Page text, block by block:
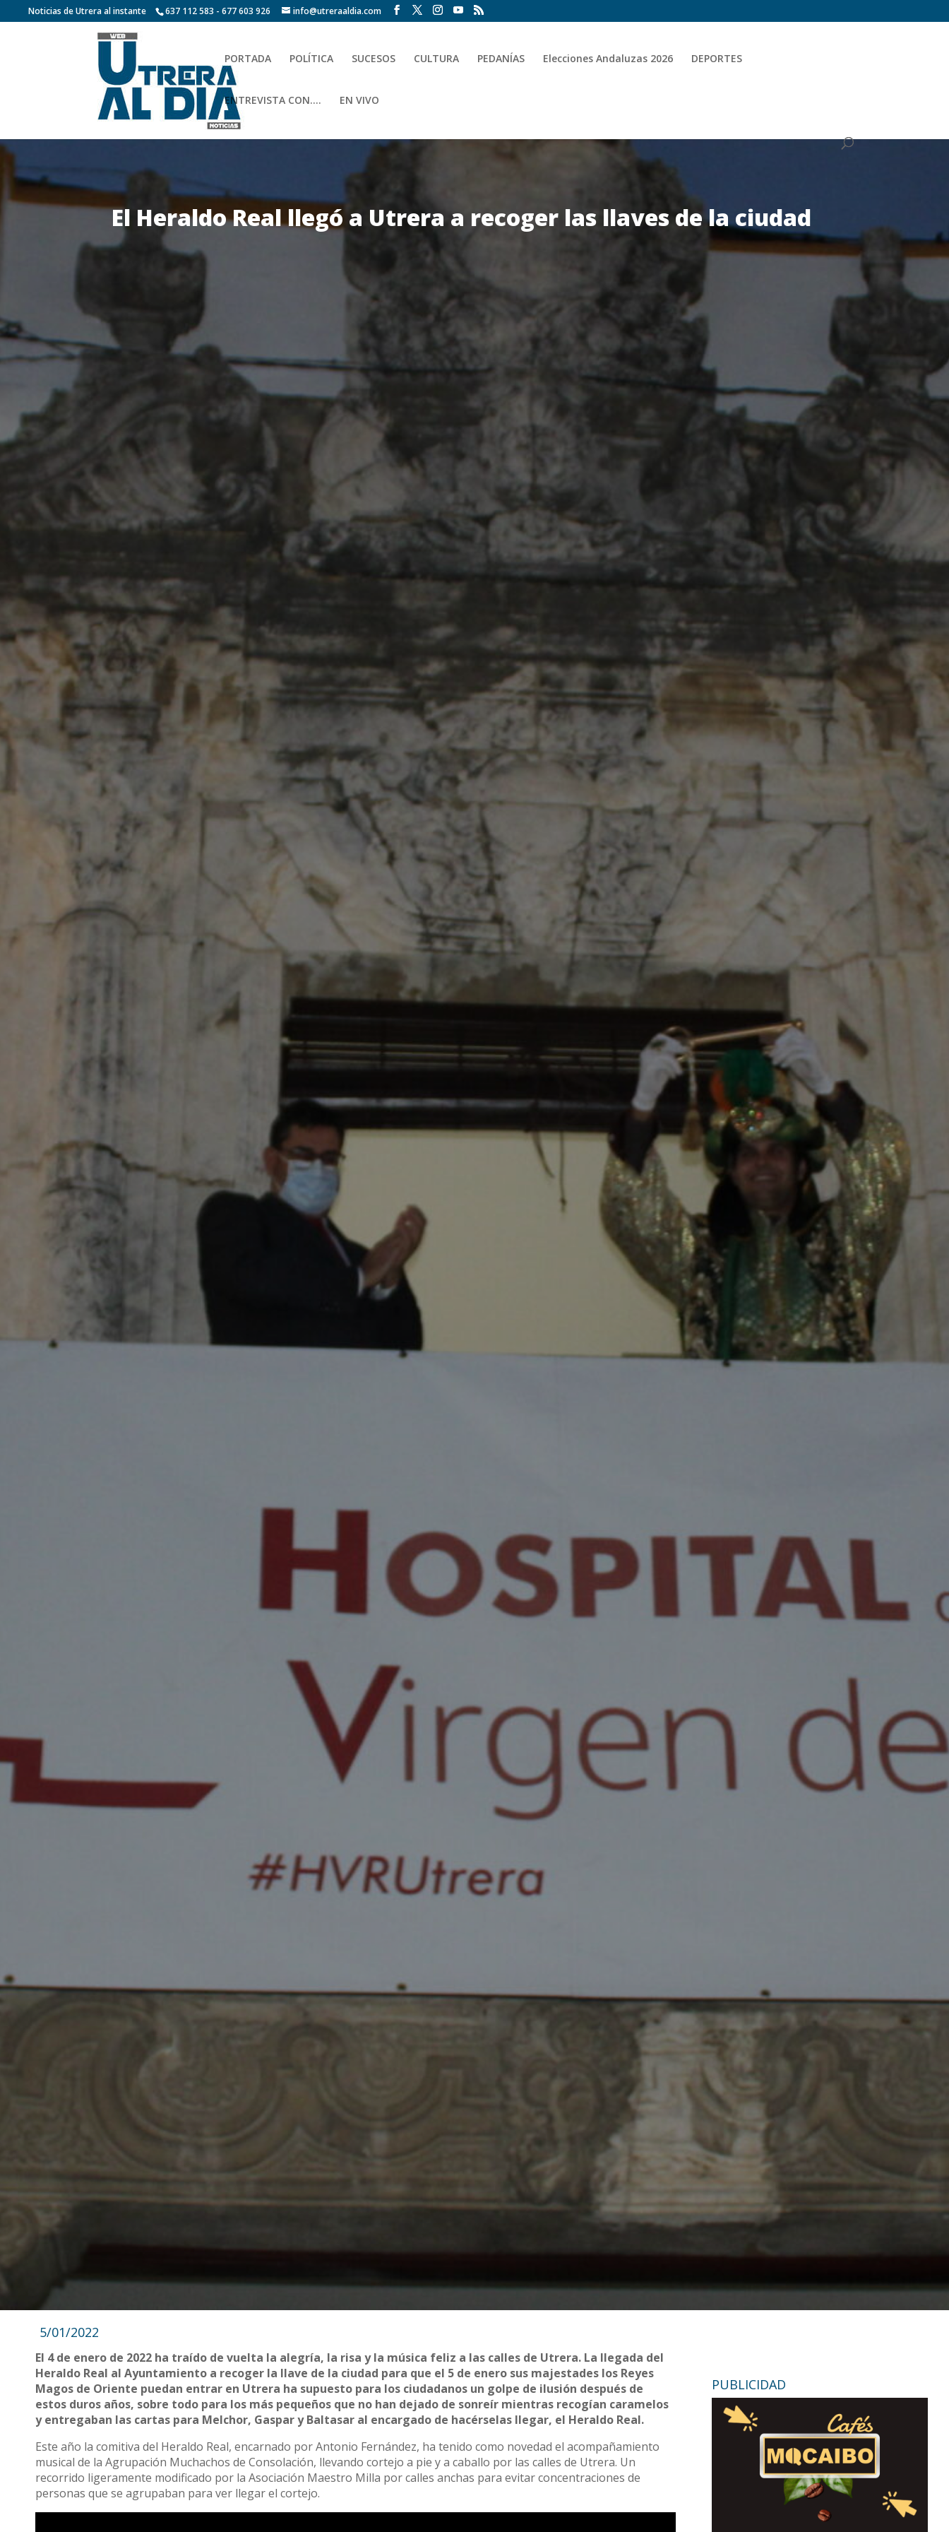
Noticias de Utrera al instante 637 112 583 - 677 603 926 info@utreraaldia.com
PORTADA POLÍTICA SUCESOS CULTURA PEDANÍAS Elecciones Andaluzas 2026 DEPORTES
ENTREVISTA CON…. EN VIVO
El Heraldo Real llegó a Utrera a recoger las llaves de la ciudad
5/01/2022
El 4 de enero de 2022 ha traído de vuelta la alegría, la risa y la música feliz a las calles de Utrera. La llegada del
Heraldo Real al Ayuntamiento a recoger la llave de la ciudad para que el 5 de enero sus majestades los Reyes
Magos de Oriente puedan entrar en Utrera ha supuesto para los ciudadanos un golpe de ilusión después de
estos duros años, sobre todo para los más pequeños que no han dejado de sonreír mientras recogían caramelos
y entregaban las cartas para Melchor, Gaspar y Baltasar al encargado de hacérselas llegar, el Heraldo Real.
Este año la comitiva del Heraldo Real, encarnado por Antonio Fernández, ha tenido como novedad el acompañamiento
musical de la Agrupación Muchachos de Consolación, llevando cortejo a pie y a caballo por las calles de Utrera. Un
recorrido ligeramente modificado por la Asociación Maestro Milla por calles anchas para evitar concentraciones de
personas que se agrupaban para ver llegar el cortejo.
PUBLICIDAD